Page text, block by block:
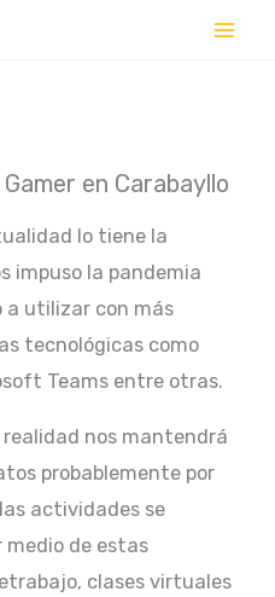
en Carabayllo
lo tiene la
impuso la pandemia
a utilizar con más
tecnológicas como
Teams entre otras.
nos mantendrá
probablemente por
actividades se
de estas
clases virtuales